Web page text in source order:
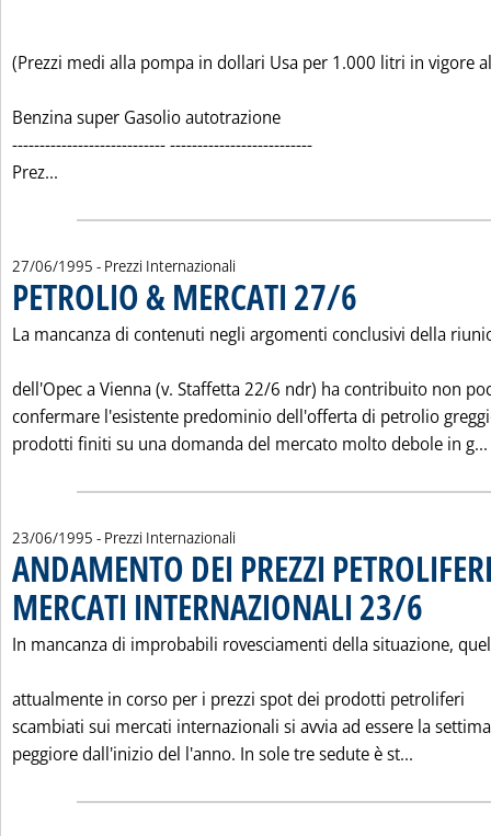
(Prezzi medi alla pompa in dollari Usa per 1.000 litri in vigore
Benzina super Gasolio autotrazione
---------------------------- --------------------------
Prez...
27/06/1995 - Prezzi Internazionali
PETROLIO & MERCATI 27/6
La mancanza di contenuti negli argomenti conclusivi della
dell'Opec a Vienna (v. Staffetta 22/6 ndr) ha contribuito non
confermare l'esistente predominio dell'offerta di petrolio
prodotti finiti su una domanda del mercato molto debole in g...
23/06/1995 - Prezzi Internazionali
ANDAMENTO DEI PREZZI
MERCATI INTERNAZIONALI 23/6
In mancanza di improbabili rovesciamenti della situazione,
attualmente in corso per i prezzi spot dei prodotti petroliferi
scambiati sui mercati internazionali si avvia ad essere la
peggiore dall'inizio del l'anno. In sole tre sedute è st...